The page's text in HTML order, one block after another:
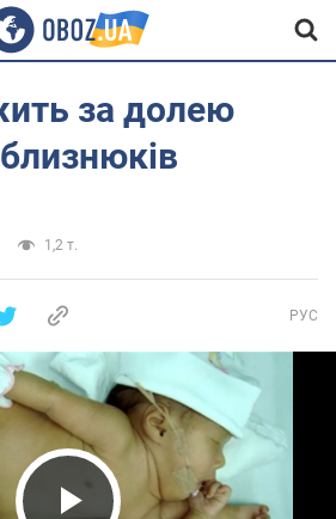
за долею
1,2 т.
РУС